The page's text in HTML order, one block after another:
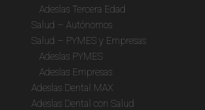
Adeslas Tercera Edad
Salud – Autónomos
Salud – PYMES y Empresas
Adeslas PYMES
Adeslas Empresas
Adeslas Dental MAX
Adeslas Dental con Salud